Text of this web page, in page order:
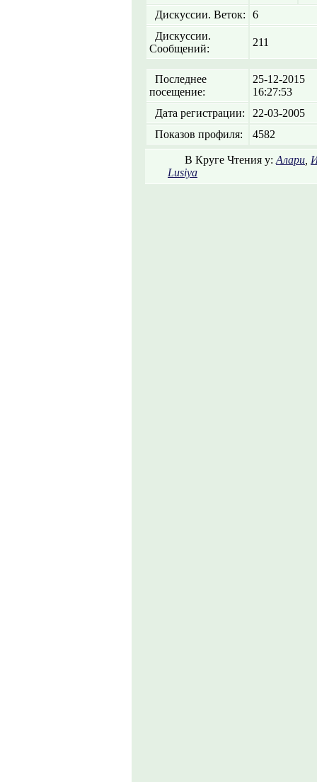
Дискуссии. Веток:
6
Дискуссии.
Сообщений:
211
Последнее
посещение:
25-12-2015
16:27:53
Дата регистрации:
22-03-2005
Показов профиля:
4582
В Круге Чтения у: Алари
Lusiya